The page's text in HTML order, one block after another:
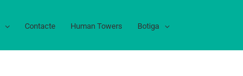
Contacte Human Towers Botiga